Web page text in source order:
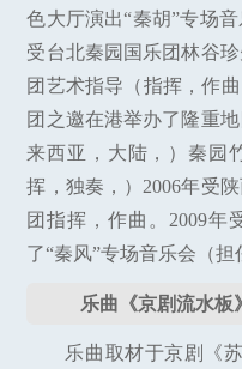
色大厅演出“秦胡”专场
受台北秦园国乐团林谷
团艺术指导（指挥，作
团之邀在港举办了隆重
来西亚，大陆，）秦园
挥，独奏，）2006年受
团指挥，作曲。2009年
了“秦风”专场音乐会（担
乐曲《京剧流水板》
乐曲取材于京剧《